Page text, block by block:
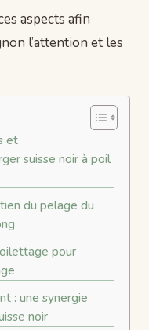
aspects afin
l’attention et les
et
suisse noir à poil
du pelage du
pour
: une synergie
noir